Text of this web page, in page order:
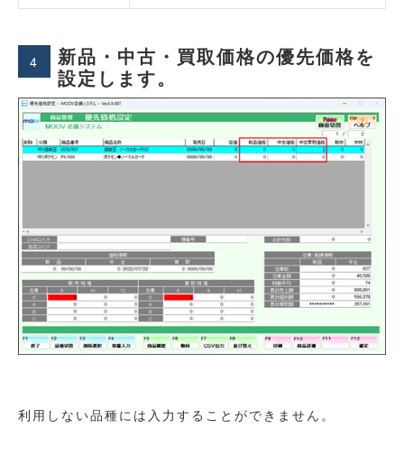
4
新品・中古・買取価格の優先価格を
設定します。
利用しない品種には入力することができません。